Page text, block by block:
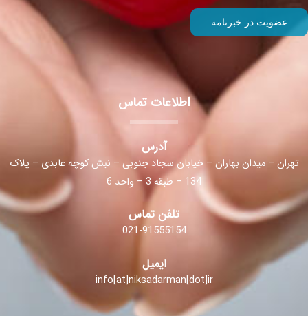
اطلاعات تماس
آدرس
تهران – میدان بهاران – خیابان سجاد جنوبی – نبش کوچه عابدی – پلاک
134 – طبقه 3 – واحد 6
تلفن تماس
021-91555154
ایمیل
info[at]niksadarman[dot]ir